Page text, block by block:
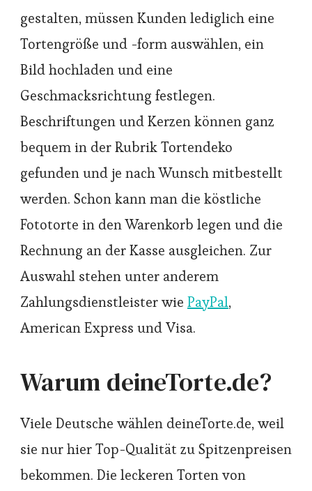
gestalten, müssen Kunden lediglich eine
Tortengröße und -form auswählen, ein
Bild hochladen und eine
Geschmacksrichtung festlegen.
Beschriftungen und Kerzen können ganz
bequem in der Rubrik Tortendeko
gefunden und je nach Wunsch mitbestellt
werden. Schon kann man die köstliche
Fototorte in den Warenkorb legen und die
Rechnung an der Kasse ausgleichen. Zur
Auswahl stehen unter anderem
Zahlungsdienstleister wie PayPal,
American Express und Visa.
Warum deineTorte.de?
Viele Deutsche wählen deineTorte.de, weil
sie nur hier Top-Qualität zu Spitzenpreisen
bekommen. Die leckeren Torten von